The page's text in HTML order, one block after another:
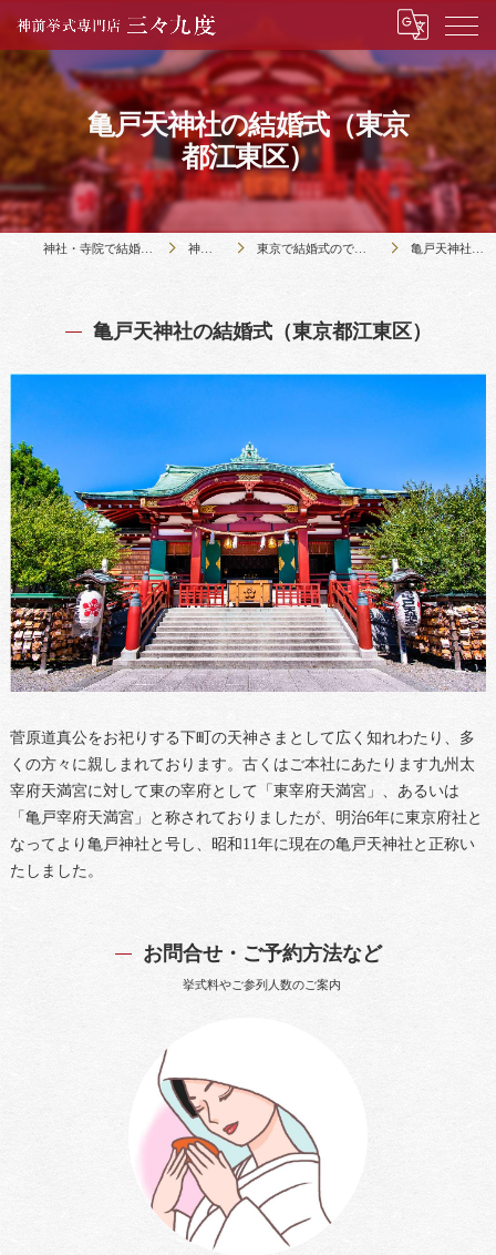
亀戸天神社の結婚式（東京
都江東区）
神社・寺院で結婚式のことなら神前挙式専門店三々九度 神社・寺院の紹介 東京で結婚式のできる６９社寺（２３区内）都下５社の紹介 亀戸天神社の結婚式（東京都江東区）
亀戸天神社の結婚式（東京都江東区）
菅原道真公をお祀りする下町の天神さまとして広く知れわたり、多
くの方々に親しまれております。古くはご本社にあたります九州太
宰府天満宮に対して東の宰府として「東宰府天満宮」、あるいは
「亀戸宰府天満宮」と称されておりましたが、明治6年に東京府社と
なってより亀戸神社と号し、昭和11年に現在の亀戸天神社と正称い
たしました。
お問合せ・ご予約方法など
挙式料やご参列人数のご案内